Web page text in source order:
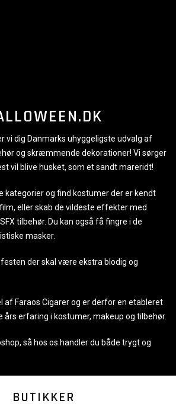
vi dig Danmarks uhyggeligste udvalg af
og skræmmende dekorationer! Vi sørger
vil blive husket, som et sandt mareridt!
kategorier og find kostumer der er kendt
eller skab de vildeste effekter med
tilbehør. Du kan også få fingre i de
masker.
der skal være ekstra blodig og
af Faraos Cigarer og er derfor en etableret
års erfaring i kostumer, makeup og tilbehør.
så hos os handler du både trygt og
BUTIKKER